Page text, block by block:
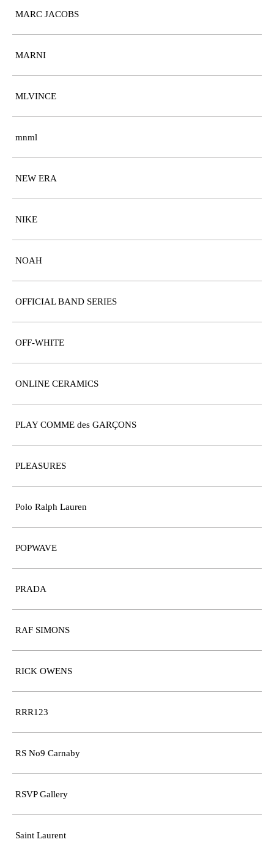
MARC JACOBS
MARNI
MLVINCE
mnml
NEW ERA
NIKE
NOAH
OFFICIAL BAND SERIES
OFF-WHITE
ONLINE CERAMICS
PLAY COMME des GARÇONS
PLEASURES
Polo Ralph Lauren
POPWAVE
PRADA
RAF SIMONS
RICK OWENS
RRR123
RS No9 Carnaby
RSVP Gallery
Saint Laurent